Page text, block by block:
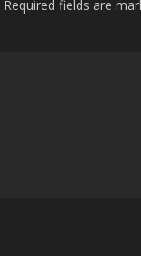
Required fields are